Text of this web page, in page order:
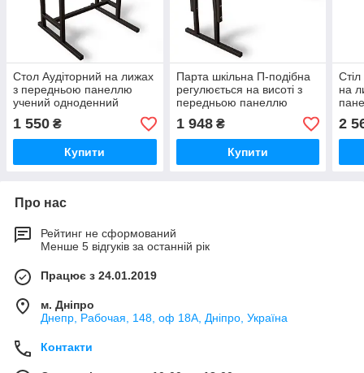
Стол Аудіторний на лижах
з передньою панеллю
учений одноденний
1 550 ₴
Купити
Парта шкільна П-подібна
регулюється на висоті з
передньою панеллю
1 948₴
Купити
на
2
Про нас
Рейтинг не сформований
Менше 5 відгуків за останній рік
Працює з 24.01.2019
м. Дніпро
Днепр, Рабочая, 148, оф 18А, Дніпро, Україна
Контакти